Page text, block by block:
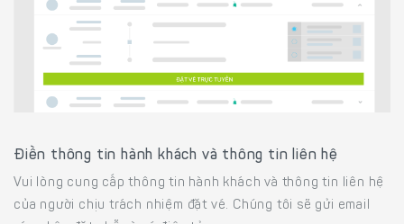
Điền thông tin hành khách và thông tin liên hệ
Vui lòng cung cấp thông tin hành khách và thông tin liên hệ
của người chịu trách nhiệm đặt vé. Chúng tôi sẽ gửi email